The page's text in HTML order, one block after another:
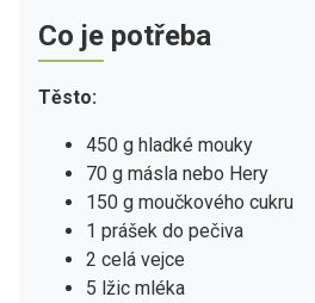
Co je potřeba
Těsto:
450 g hladké mouky
70 g másla nebo Hery
150 g moučkového cukru
1 prášek do pečiva
2 celá vejce
5 lžic mléka